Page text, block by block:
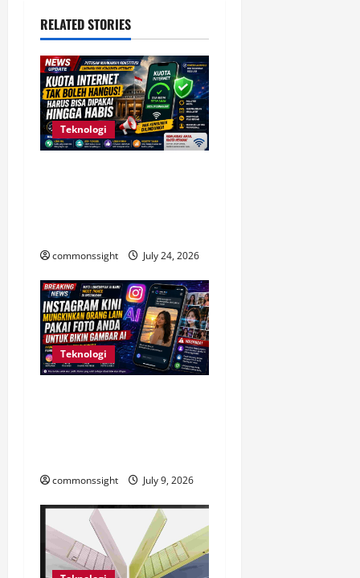
g
a
t
i
o
RELATED STORIES
Teknologi
commonssight July 24, 2026
Teknologi
commonssight July 9, 2026